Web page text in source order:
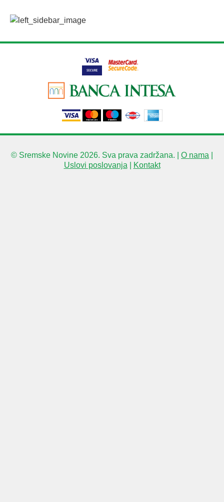
© Sremske Novine 2026. Sva prava zadržana. | O nama
Uslovi poslovanja
Kontakt